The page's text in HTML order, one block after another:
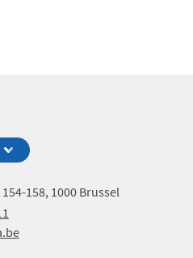
158, 1000 Brussel